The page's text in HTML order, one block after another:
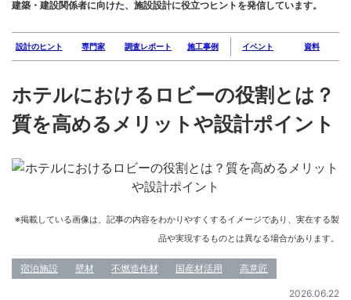
建築・建設関係者に向けた、施設設計に役立つヒントを発信しています。
設計のヒント 専門家 調査レポート 施工事例 イベント 資料
ホテルにおけるロビーの役割とは？
質を高めるメリットや設計ポイント
※掲載している画像は、記事の内容をわかりやすくするイメージであり、実在する製
品や実現するものとは異なる場合があります。
宿泊施設 壁材 不燃造作材 国産材活用 高意匠
2026.06.22